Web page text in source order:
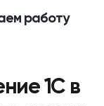
работу
1С в